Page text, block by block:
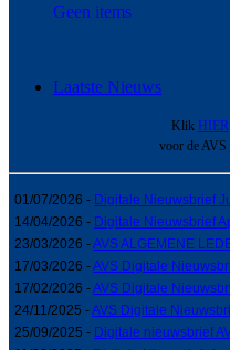
Geen items
Laatste Nieuws
Klik HIER
voor de
01/07/2026 - Digitale Nieuwsbrief
14/04/2026 - Digitale Nieuwsbrief
23/03/2026 -AVS ALGEMENE
17/03/2026 -AVS Digitale
17/02/2026 -AVS Digitale
24/11/2025 -AVS Digitale
25/09/2025 - Digitale nieuwsbrief